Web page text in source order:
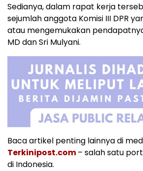
Sedianya, dalam rapat kerja
sejumlah anggota Komisi III DPR
atau mengemukakan
MD dan Sri Mulyani.
Baca artikel penting lainnya di
Terkinipost.com– salah satu
di Indonesia.